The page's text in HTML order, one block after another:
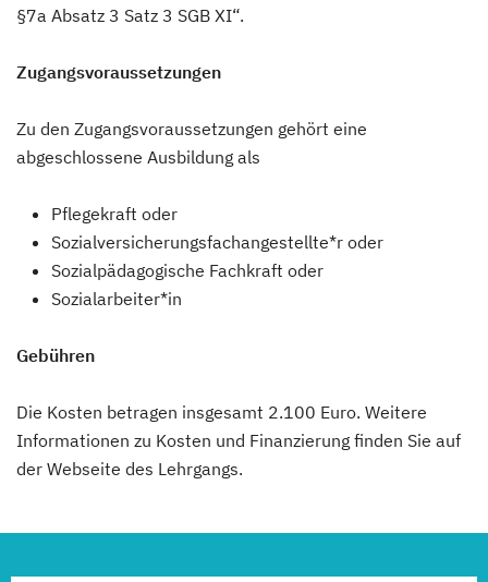
§7a Absatz 3 Satz 3 SGB XI“.
Zugangsvoraussetzungen
Zu den Zugangsvoraussetzungen gehört eine
abgeschlossene Ausbildung als
Pflegekraft oder
Sozialversicherungsfachangestellte*r oder
Sozialpädagogische Fachkraft oder
Sozialarbeiter*in
Gebühren
Die Kosten betragen insgesamt 2.100 Euro. Weitere
Informationen zu Kosten und Finanzierung finden Sie auf
der Webseite des Lehrgangs.